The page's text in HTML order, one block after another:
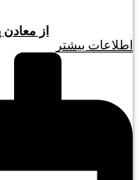
از معادن
اطلاعات بیشتر